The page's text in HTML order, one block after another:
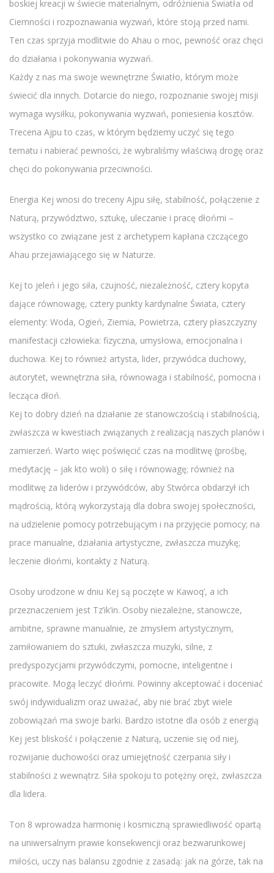
boskiej kreacji w świecie materialnym, odróżnienia Światła od
Ciemności i rozpoznawania wyzwań, które stoją przed nami.
Ten czas sprzyja modlitwie do Ahau o moc, pewność oraz chęci
do działania i pokonywania wyzwań.
Każdy z nas ma swoje wewnętrzne Światło, którym może
świecić dla innych. Dotarcie do niego, rozpoznanie swojej misji
wymaga wysiłku, pokonywania wyzwań, poniesienia kosztów.
Trecena Ajpu to czas, w którym będziemy uczyć się tego
tematu i nabierać pewności, że wybraliśmy właściwą drogę oraz
chęci do pokonywania przeciwności.
Energia Kej wnosi do treceny Ajpu siłę, stabilność, połączenie z
Naturą, przywództwo, sztukę, uleczanie i pracę dłońmi –
wszystko co związane jest z archetypem kapłana czczącego
Ahau przejawiającego się w Naturze.
Kej to jeleń i jego siła, czujność, niezależność, cztery kopyta
dające równowagę, cztery punkty kardynalne Świata, cztery
elementy: Woda, Ogień, Ziemia, Powietrza, cztery płaszczyzny
manifestacji człowieka: fizyczna, umysłowa, emocjonalna i
duchowa. Kej to również artysta, lider, przywódca duchowy,
autorytet, wewnętrzna siła, równowaga i stabilność, pomocna i
lecząca dłoń.
Kej to dobry dzień na działanie ze stanowczością i stabilnością,
zwłaszcza w kwestiach związanych z realizacją naszych planów i
zamierzeń. Warto więc poświęcić czas na modlitwę (prośbę,
medytację – jak kto woli) o siłę i równowagę; również na
modlitwę za liderów i przywódców, aby Stwórca obdarzył ich
mądrością, którą wykorzystają dla dobra swojej społeczności,
na udzielenie pomocy potrzebującym i na przyjęcie pomocy; na
prace manualne, działania artystyczne, zwłaszcza muzykę;
leczenie dłońmi, kontakty z Naturą.
Osoby urodzone w dniu Kej są poczęte w Kawoq’, a ich
przeznaczeniem jest Tz’ik’in. Osoby niezależne, stanowcze,
ambitne, sprawne manualnie, ze zmysłem artystycznym,
zamiłowaniem do sztuki, zwłaszcza muzyki, silne, z
predyspozycjami przywódczymi, pomocne, inteligentne i
pracowite. Mogą leczyć dłońmi. Powinny akceptować i doceniać
swój indywidualizm oraz uważać, aby nie brać zbyt wiele
zobowiązań ma swoje barki. Bardzo istotne dla osób z energią
Kej jest bliskość i połączenie z Naturą, uczenie się od niej,
rozwijanie duchowości oraz umiejętność czerpania siły i
stabilności z wewnątrz. Siła spokoju to potężny oręż, zwłaszcza
dla lidera.
Ton 8 wprowadza harmonię i kosmiczną sprawiedliwość opartą
na uniwersalnym prawie konsekwencji oraz bezwarunkowej
miłości, uczy nas balansu zgodnie z zasadą: jak na górze, tak na